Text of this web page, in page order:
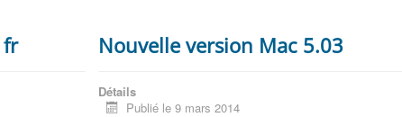
fr Nouvelle version Mac 5.03
Détails
Publié le 9 mars 2014